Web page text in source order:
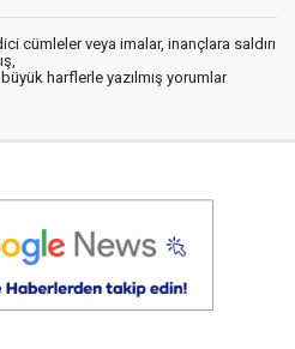
cümleler veya imalar, inançlara saldırı
harflerle yazılmış yorumlar